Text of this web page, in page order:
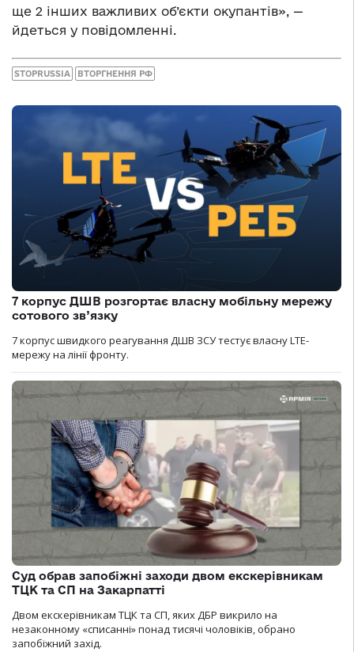
ще 2 інших важливих об’єкти окупантів», —
йдеться у повідомленні.
STOPRUSSIA ВТОРГНЕННЯ РФ
7 корпус ДШВ розгортає власну мобільну мережу
сотового зв’язку
7 корпус швидкого реагування ДШВ ЗСУ тестує власну LTE-
мережу на лінії фронту.
Суд обрав запобіжні заходи двом екскерівникам
ТЦК та СП на Закарпатті
Двом екскерівникам ТЦК та СП, яких ДБР викрило на
незаконному «списанні» понад тисячі чоловіків, обрано
запобіжний захід.